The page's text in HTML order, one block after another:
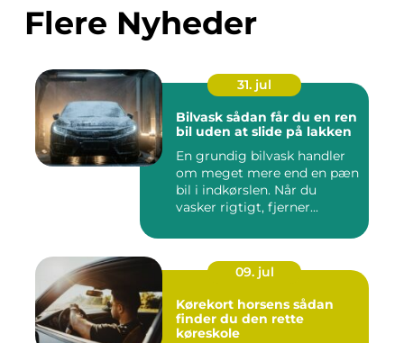
Flere Nyheder
31. jul
Bilvask sådan får du en ren
bil uden at slide på lakken
En grundig bilvask handler
om meget mere end en pæn
bil i indkørslen. Når du
vasker rigtigt, fjerner...
09. jul
Kørekort horsens sådan
finder du den rette
køreskole